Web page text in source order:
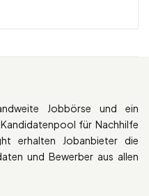
Jobbörse und ein
für Nachhilfe
erhalten Jobanbieter die
und Bewerber aus allen